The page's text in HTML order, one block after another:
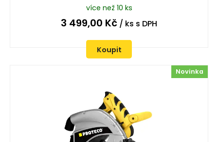
více než 10 ks
3 499,00 Kč / ks s DPH
Koupit
Novinka